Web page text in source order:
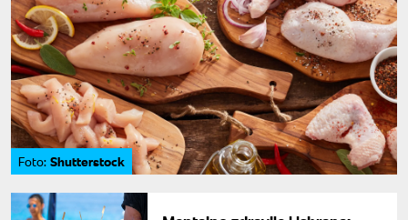
Foto: Shutterstock